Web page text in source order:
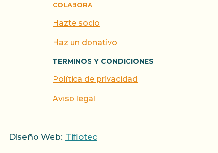
COLABORA
Hazte socio
Haz un donativo
TERMINOS Y CONDICIONES
Política de privacidad
Aviso legal
Diseño Web: Tiflotec